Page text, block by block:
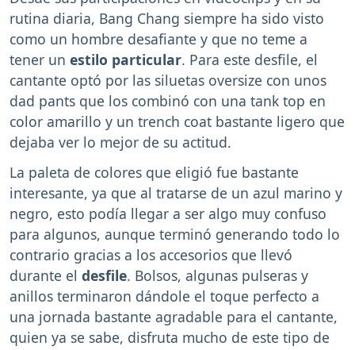
rutina diaria, Bang Chang siempre ha sido visto
como un hombre desafiante y que no teme a
tener un estilo particular. Para este desfile, el
cantante optó por las siluetas oversize con unos
dad pants que los combinó con una tank top en
color amarillo y un trench coat bastante ligero que
dejaba ver lo mejor de su actitud.
La paleta de colores que eligió fue bastante
interesante, ya que al tratarse de un azul marino y
negro, esto podía llegar a ser algo muy confuso
para algunos, aunque terminó generando todo lo
contrario gracias a los accesorios que llevó
durante el desfile. Bolsos, algunas pulseras y
anillos terminaron dándole el toque perfecto a
una jornada bastante agradable para el cantante,
quien ya se sabe, disfruta mucho de este tipo de